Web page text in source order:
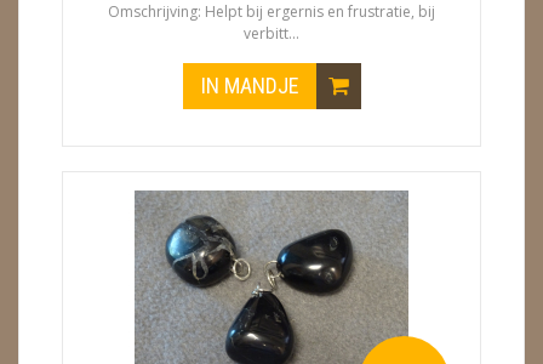
HANGERS
METEORIETEN
Omschrijving: Helpt bij ergernis en frustratie, bij
verbitt...
IN MANDJE